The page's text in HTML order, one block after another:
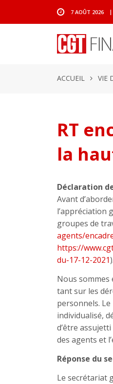
7 AOÛT 2026 |
ACCUEIL VIE
RT
la
Déclaration
Avant
l’appréciation
groupes de
agents/
https://
du-17-12-2021).
Nous sommes
tant sur les
personnels.
individualisé,
d’être
des agents et
Réponse du
Le secrétariat